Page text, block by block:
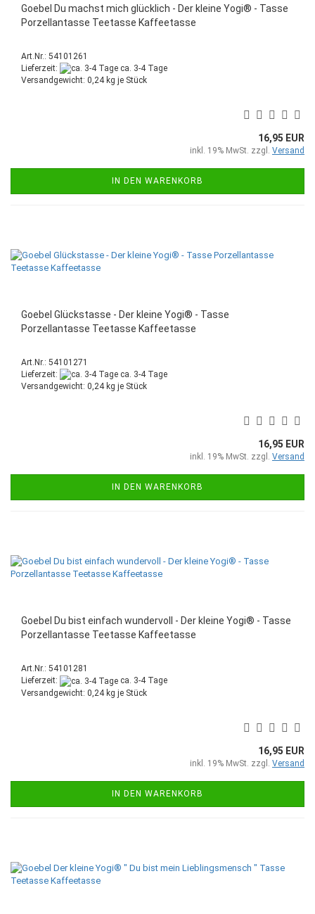
Goebel Du machst mich glücklich - Der kleine Yogi® - Tasse
Porzellantasse Teetasse Kaffeetasse
Art.Nr.: 54101261
Lieferzeit:
ca. 3-4 Tage
Versandgewicht: 0,24kg je Stück
16,95 EUR
inkl. 19% MwSt. zzgl. Versand
IN DEN WARENKORB
Goebel Glückstasse - Der kleine Yogi® - Tasse
Porzellantasse Teetasse Kaffeetasse
Art.Nr.: 54101271
Lieferzeit:
ca. 3-4 Tage
Versandgewicht: 0,24kg je Stück
16,95 EUR
inkl. 19% MwSt. zzgl. Versand
IN DEN WARENKORB
Goebel Du bist einfach wundervoll - Der kleine Yogi® - Tasse
Porzellantasse Teetasse Kaffeetasse
Art.Nr.: 54101281
Lieferzeit:
ca. 3-4 Tage
Versandgewicht: 0,24kg je Stück
16,95 EUR
inkl. 19% MwSt. zzgl. Versand
IN DEN WARENKORB